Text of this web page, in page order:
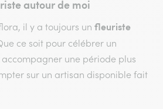
autour de moi
il y a toujours un fleuriste
ce soit pour célébrer un
une période plus
sur un artisan disponible fait